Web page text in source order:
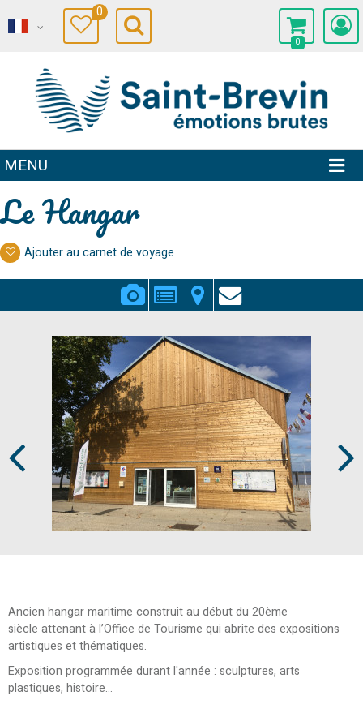
0
0
MENU
Le Hangar
Ajouter au carnet de voyage
Ancien hangar maritime construit au début du 20ème
siècle attenant à l’Office de Tourisme qui abrite des expositions
artistiques et thématiques.
Exposition programmée durant l'année : sculptures, arts
plastiques, histoire...